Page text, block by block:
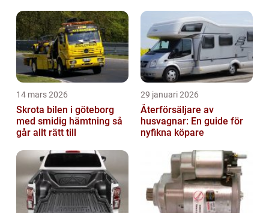
14 mars 2026
Skrota bilen i göteborg
med smidig hämtning så
går allt rätt till
29 januari 2026
Återförsäljare av
husvagnar: En guide för
nyfikna köpare